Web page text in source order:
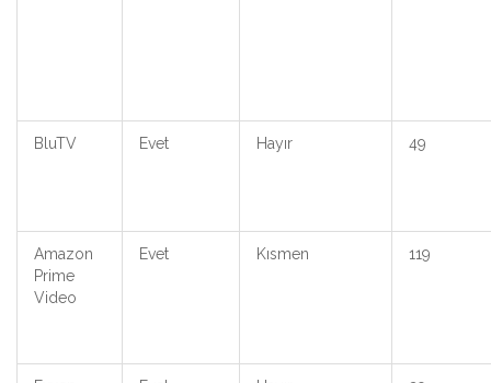
BluTV Evet Hayır 49
Amazon
Prime
Video
Evet Kısmen 119